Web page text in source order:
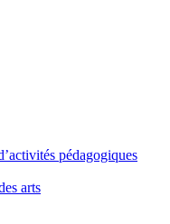
pédagogiques
arts